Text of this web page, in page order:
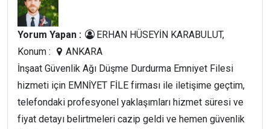
Yorum Yapan :
ERHAN HÜSEYİN KARABULUT,
Konum :
ANKARA
İnşaat Güvenlik Ağı Düşme Durdurma Emniyet Filesi
hizmeti için EMNİYET FİLE firması ile iletişime geçtim,
telefondaki profesyonel yaklaşımları hizmet süresi ve
fiyat detayı belirtmeleri cazip geldi ve hemen güvenlik